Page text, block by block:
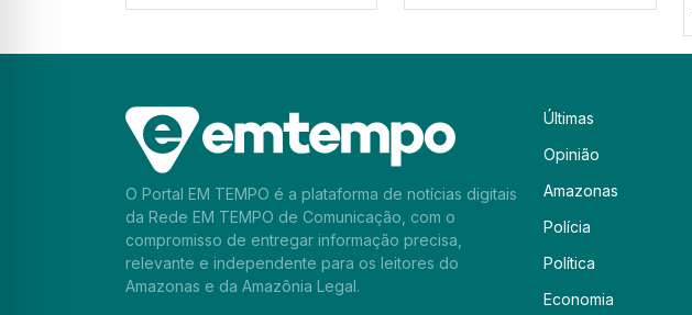
O Portal EM TEMPO é a plataforma de notícias digitais
da Rede EM TEMPO de Comunicação, com o
compromisso de entregar informação precisa,
relevante e independente para os leitores do
Amazonas e da Amazônia Legal.
Últimas
Opinião
Amazonas
Polícia
Política
Economia